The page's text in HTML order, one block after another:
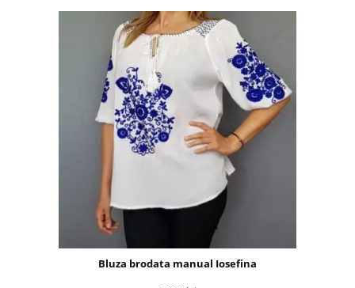
Bluza brodata manual Iosefina